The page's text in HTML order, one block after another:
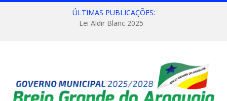
ÚLTIMAS PUBLICAÇÕES:
Lei Aldir Blanc 2025